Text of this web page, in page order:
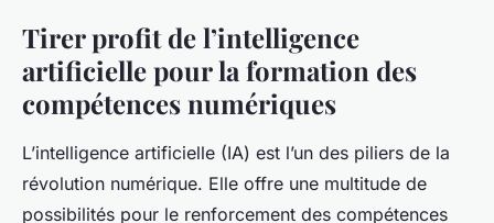
Tirer profit de l’intelligence
artificielle pour la formation des
compétences numériques
L’intelligence artificielle (IA) est l’un des piliers de la
révolution numérique. Elle offre une multitude de
possibilités pour le renforcement des compétences